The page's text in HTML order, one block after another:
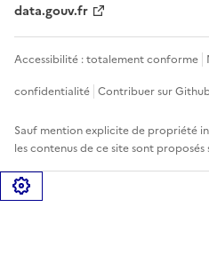
data.gouv.fr
Accessibilité : totalement conforme
confidentialité Contribuer sur
Sauf mention explicite de propriété
les contenus de ce site sont proposés
Gérer les cookies